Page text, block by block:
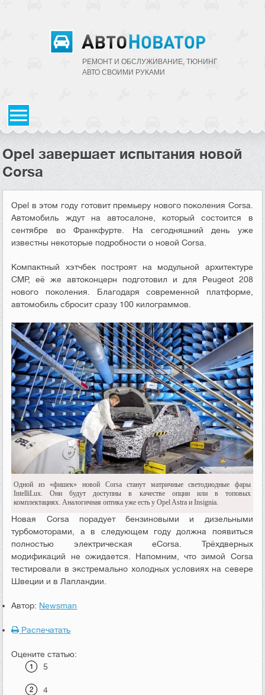
РЕМОНТ И ОБСЛУЖИВАНИЕ, ТЮНИНГ
АВТО CВОИМИ РУКАМИ
Opel завершает испытания новой
Corsa
Opel в этом году готовит премьеру нового поколения Corsa.
Автомобиль ждут на автосалоне, который состоится в
сентябре во Франкфурте. На сегодняшний день уже
известны некоторые подробности о новой Corsa.
Компактный хэтчбек построят на модульной архитектуре
CMP, её же автоконцерн подготовил и для Peugeot 208
нового поколения. Благодаря современной платформе,
автомобиль сбросит сразу 100 килограммов.
Одной из «фишек» новой Corsa станут матричные светодиодные фары
IntelliLux. Они будут доступны в качестве опции или в топовых
комплектациях. Аналогичная оптика уже есть у Opel Astra и Insignia.
Новая Corsa порадует бензиновыми и дизельными
турбомоторами, а в следующем году должна появиться
полностью электрическая eCorsa. Трёхдверных
модификаций не ожидается. Напомним, что зимой Corsa
тестировали в экстремально холодных условиях на севере
Швеции и в Лапландии.
Автор: Newsman
Распечатать
Оцените статью:
5
4